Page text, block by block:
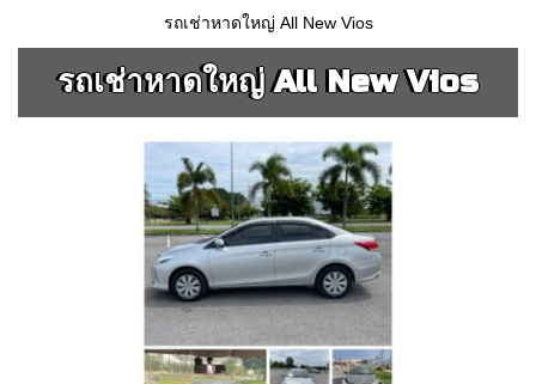
รถเช่าหาดใหญ่ All New Vios
รถเช่าหาดใหญ่ All New Vios